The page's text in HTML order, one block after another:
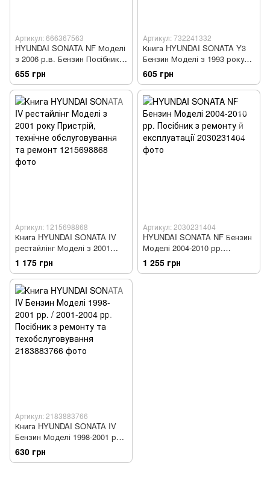
Артикул: 666367563
HYUNDAI SONATA NF Моделі
з 2006 р.в. Бензин Посібник з
ремонту й експлуатації
655 грн
Артикул: 732241332
Книга HYUNDAI SONATA Y3
Бензин Моделі з 1993 року
Посібник з ремонту й
обслуговування
605 грн
Артикул: 1215698868
Книга HYUNDAI SONATA IV
рестайлінг Моделі з 2001
року Пристрій, технічне
обслуговування та ремонт
1 175 грн
Артикул: 2030231404
HYUNDAI SONATA NF Бензин
Моделі 2004-2010 рр.
Посібник з ремонту й
експлуатації
1 255 грн
Артикул: 2183883766
Книга HYUNDAI SONATA IV
Бензин Моделі 1998-2001 рр.
/ 2001-2004 рр. Посібник з
ремонту та
630 грн